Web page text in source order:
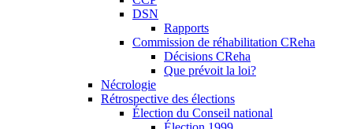
DSN
Rapports
Commission de réhabilitation CReha
Décisions CReha
Que prévoit la loi?
Nécrologie
Rétrospective des élections
Élection du Conseil national